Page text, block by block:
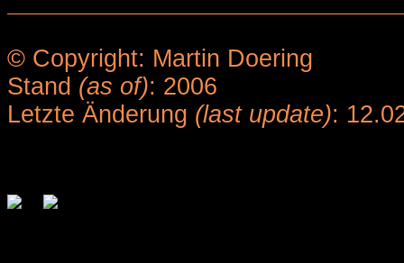
© Copyright: Martin Doering
Stand (as of): 2006
Letzte Änderung (last update):